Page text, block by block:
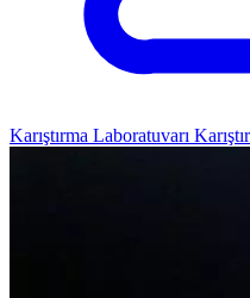
Karıştırma Laboratuvarı